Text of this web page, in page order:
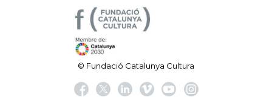
© Fundació Catalunya Cultura